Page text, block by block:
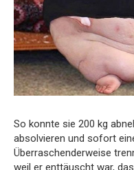
So konnte sie 200 kg
absolvieren und sofort
Überraschenderweise
weil er enttäuscht war,